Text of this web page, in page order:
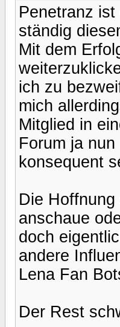
Penetranz
ständig
Mit dem
ich zu
mich
Mitglied in
Forum ja
konsequent
Die
anschaue
doch
andere
Lena Fan
Der Rest